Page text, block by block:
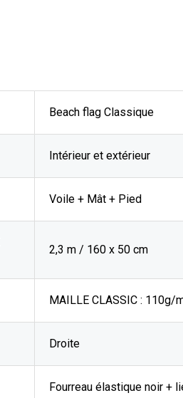
Beach flag Classique
Intérieur et extérieur
Voile + Mât + Pied
2,3 m / 160 x 50 cm
MAILLE CLASSIC : 110g/
Droite
Fourreau élastique noir +